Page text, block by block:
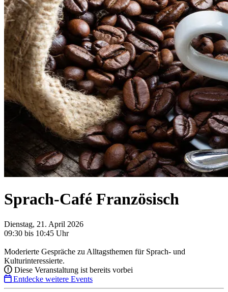
Sprach-Café Französisch
Dienstag, 21. April 2026
09:30 bis 10:45 Uhr
Moderierte Gespräche zu Alltagsthemen für Sprach- und
Kulturinteressierte.
Diese Veranstaltung ist bereits vorbei
Entdecke weitere Events